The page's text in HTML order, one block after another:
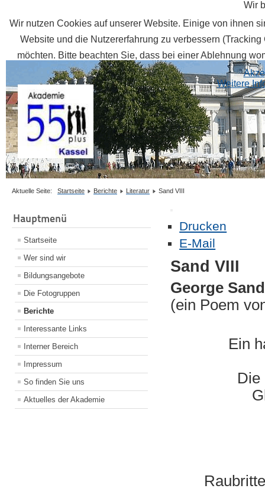
Aktuelle Seite: Startseite Berichte Literatur Sand VIII
Hauptmenü
Startseite
Wer sind wir
Bildungsangebote
Die Fotogruppen
Berichte
Interessante Links
Interner Bereich
Impressum
So finden Sie uns
Aktuelles der Akademie
Drucken
E-Mail
Sand VIII
George
(ein Poem
Ein
Die
Wir
Wir nutzen Cookies auf unserer Website. Einige von ihnen
Website und die Nutzererfahrung zu verbessern
möchten. Bitte beachten Sie, dass bei einer Ablehnung
Weitere